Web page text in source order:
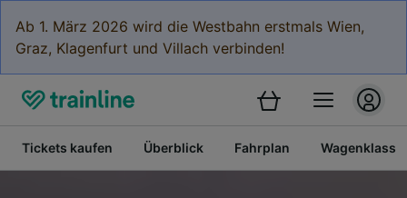
Ab 1. März 2026 wird die Westbahn erstmals Wien,
Graz, Klagenfurt und Villach verbinden!
Tickets kaufen Überblick Fahrplan